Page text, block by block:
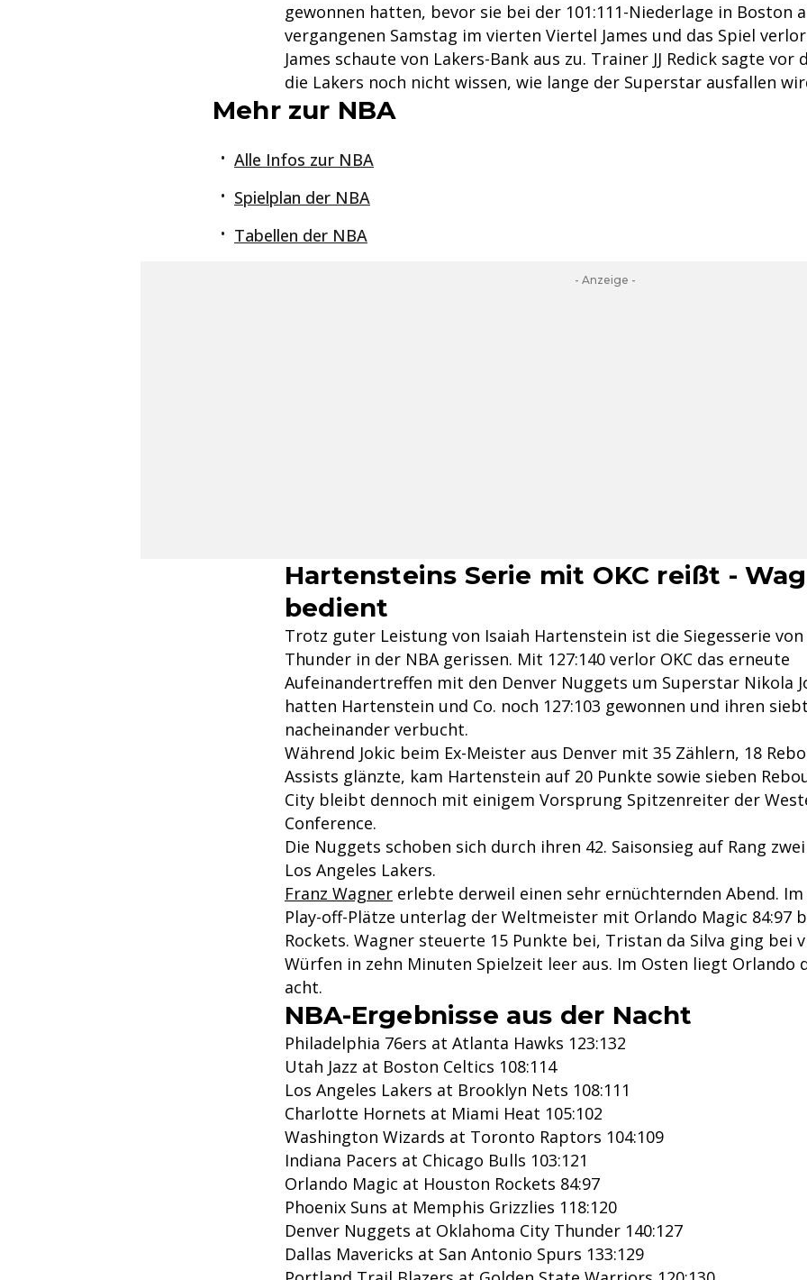
gewonnen hatten, bevor sie bei der 101:111-Niederlage in Boston
vergangenen Samstag im vierten Viertel James und das Spiel
James schaute von Lakers-Bank aus zu. Trainer JJ Redick sagte vor
die Lakers noch nicht wissen, wie lange der Superstar ausfallen
Mehr zur NBA
Alle Infos zur NBA
Spielplan der NBA
Tabellen der NBA
- Anzeige -
Hartensteins Serie mit OKC reißt -
bedient
Trotz guter Leistung von Isaiah Hartenstein ist die Siegesserie
Thunder in der NBA gerissen. Mit 127:140 verlor OKC das erneute
Aufeinandertreffen mit den Denver Nuggets um Superstar Nikola
hatten Hartenstein und Co. noch 127:103 gewonnen und ihren
nacheinander verbucht.
Während Jokic beim Ex-Meister aus Denver mit 35 Zählern, 18
Assists glänzte, kam Hartenstein auf 20 Punkte sowie sieben
City bleibt dennoch mit einigem Vorsprung Spitzenreiter der
Conference.
Die Nuggets schoben sich durch ihren 42. Saisonsieg auf Rang
Los Angeles Lakers.
Franz Wagner erlebte derweil einen sehr ernüchternden Abend. Im
Play-off-Plätze unterlag der Weltmeister mit Orlando Magic 84:97
Rockets. Wagner steuerte 15 Punkte bei, Tristan da Silva ging bei
Würfen in zehn Minuten Spielzeit leer aus. Im Osten liegt Orlando
acht.
NBA-Ergebnisse aus der Nacht
Philadelphia 76ers at Atlanta Hawks 123:132
Utah Jazz at Boston Celtics 108:114
Los Angeles Lakers at Brooklyn Nets 108:111
Charlotte Hornets at Miami Heat 105:102
Washington Wizards at Toronto Raptors 104:109
Indiana Pacers at Chicago Bulls 103:121
Orlando Magic at Houston Rockets 84:97
Phoenix Suns at Memphis Grizzlies 118:120
Denver Nuggets at Oklahoma City Thunder 140:127
Dallas Mavericks at San Antonio Spurs 133:129